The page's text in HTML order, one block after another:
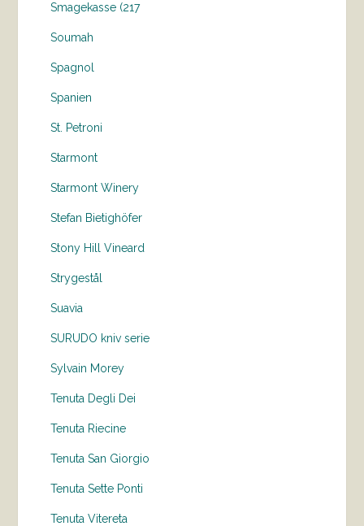
Smagekasse (217
Soumah
Spagnol
Spanien
St. Petroni
Starmont
Starmont Winery
Stefan Bietighöfer
Stony Hill Vineard
Strygestål
Suavia
SURUDO kniv serie
Sylvain Morey
Tenuta Degli Dei
Tenuta Riecine
Tenuta San Giorgio
Tenuta Sette Ponti
Tenuta Vitereta